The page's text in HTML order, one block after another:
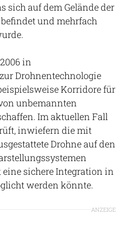
sich auf dem Gelände der
und mehrfach
in
Drohnentechnologie
Korridore für
unbemannten
Im aktuellen Fall
inwiefern die mit
Drohne auf den
sichere Integration in
werden könnte.
ANZEIGE